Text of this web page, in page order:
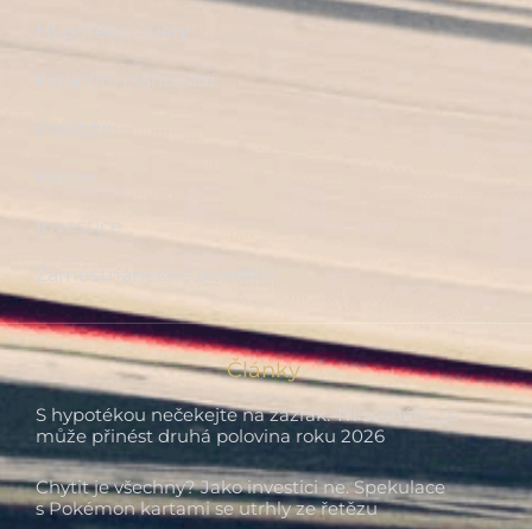
Finanční plánování
Investice
Zaměstnanecké benefity
Články
S hypotékou nečekejte na zázrak. Tři scénáře, co
může přinést druhá polovina roku 2026
Chytit je všechny? Jako investici ne. Spekulace
s Pokémon kartami se utrhly ze řetězu